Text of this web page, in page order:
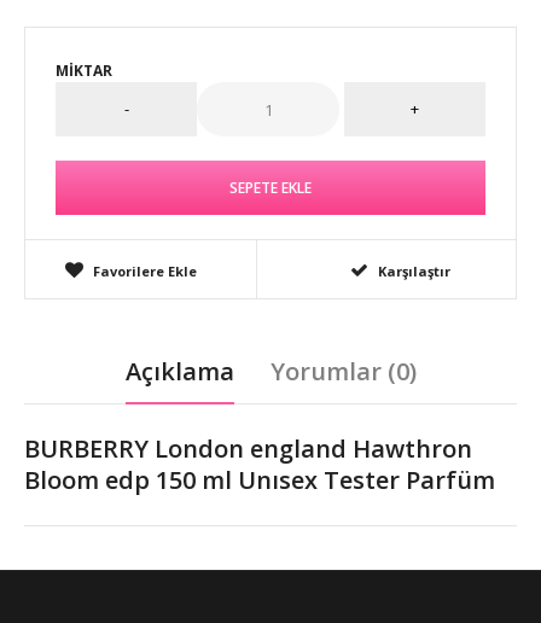
MIKTAR
Favorilere Ekle Karşılaştır
Açıklama Yorumlar (0)
BURBERRY London england Hawthron
Bloom edp 150 ml Unısex Tester Parfüm